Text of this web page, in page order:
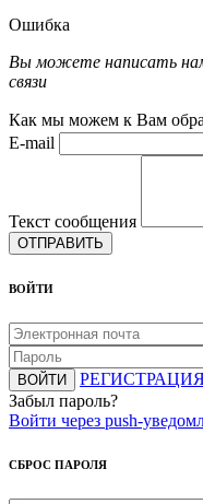
Ошибка
Вы можете написать
связи
Как мы можем к Вам
E-mail
Текст сообщения
ОТПРАВИТЬ
ВОЙТИ
ВОЙТИ
Забыл пароль?
Войти через push-
СБРОС ПАРОЛЯ